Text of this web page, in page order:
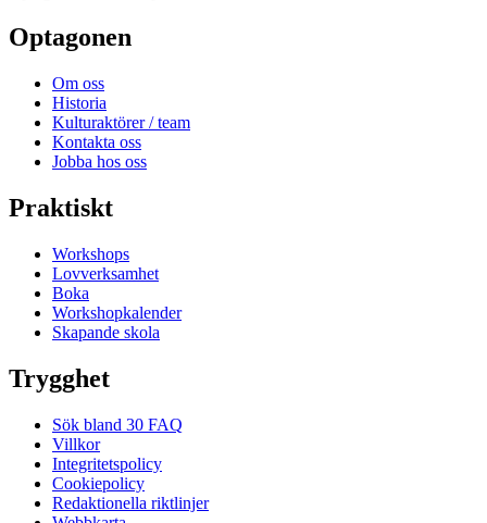
Optagonen
Om oss
Historia
Kulturaktörer / team
Kontakta oss
Jobba hos oss
Praktiskt
Workshops
Lovverksamhet
Boka
Workshopkalender
Skapande skola
Trygghet
Sök bland 30 FAQ
Villkor
Integritetspolicy
Cookiepolicy
Redaktionella riktlinjer